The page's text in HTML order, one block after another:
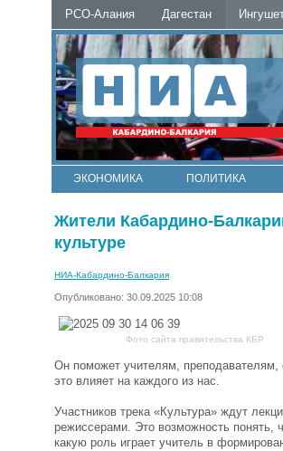
РСО-Алания Дагестан
ЭКОНОМИКА ПОЛИТИКА
Жители Кабардино-
культуре
НИА-Кабардино-Балкария
Опубликовано: 30.09.2025 10:08
Фото сайта правительства КБР
Он поможет учителям, преподавателям,
это влияет на каждого из нас.
Участников трека «Культура» ждут
режиссерами. Это возможность понять,
какую роль играет учитель в